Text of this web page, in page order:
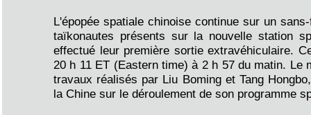
L'épopée spatiale chinoise continue sur un
taïkonautes présents sur la nouvelle station
effectué leur première sortie extravéhiculaire.
20 h 11 ET (Eastern time) à 2 h 57 du matin. Le
travaux réalisés par Liu Boming et Tang
la Chine sur le déroulement de son programme